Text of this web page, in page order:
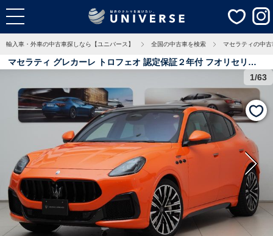
輸入車・外車の中古車探しなら【ユニバース】 全国の中古車を検索 マセラティの中古
マセラティ グレカーレ トロフェオ 認定保証２年付 フオリセリエ
カラーオレンジグロー フオリセリエシートブラック＆アイス カー
ボンファイバーインテリアトリム ソナスファベールハイプレミア
ム２１スピーカー ２１インチぺガソホイール 0.9万Km 宮城県
1/63